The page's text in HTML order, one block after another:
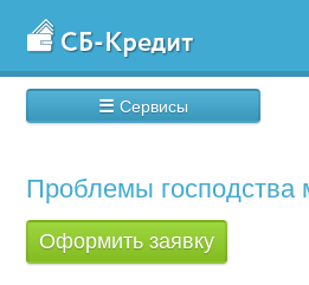
☰ Сервисы
Проблемы господства
Оформить заявку